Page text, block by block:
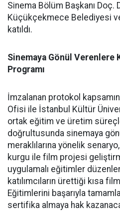
Sinema Bölüm Başkanı Doç.
Küçükçekmece Belediyesi
katıldı.
Sinemaya Gönül Verenlere
Programı
İmzalanan protokol
Ofisi ile İstanbul Kültür
ortak eğitim ve üretim
doğrultusunda sinemaya
meraklılarına yönelik
kurgu ile film projesi
uygulamalı eğitimler
katılımcıların ürettiği kısa
Eğitimlerini başarıyla
sertifika almaya hak